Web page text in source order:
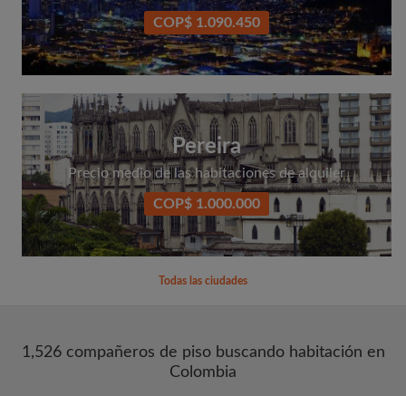
COP$ 1.090.450
Pereira
Precio medio de las habitaciones de alquiler
COP$ 1.000.000
Todas las ciudades
1,526 compañeros de piso buscando habitación en
Colombia